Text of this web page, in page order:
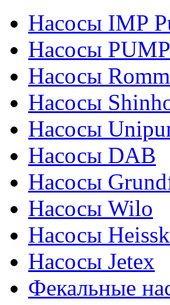
Насосы IMP
Насосы
Насосы
Насосы
Насосы
Насосы DAB
Насосы
Насосы Wilo
Насосы
Насосы Jetex
Фекальные